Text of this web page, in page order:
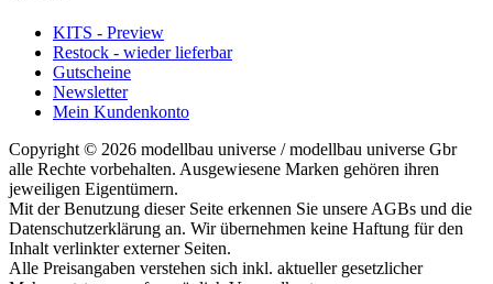
KITS - Preview
Restock - wieder lieferbar
Gutscheine
Newsletter
Mein Kundenkonto
Copyright © 2026 modellbau universe / modellbau universe Gbr
alle Rechte vorbehalten. Ausgewiesene Marken gehören ihren
jeweiligen Eigentümern.
Mit der Benutzung dieser Seite erkennen Sie unsere AGBs und die
Datenschutzerklärung an. Wir übernehmen keine Haftung für den
Inhalt verlinkter externer Seiten.
Alle Preisangaben verstehen sich inkl. aktueller gesetzlicher